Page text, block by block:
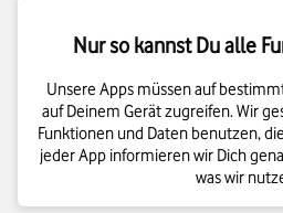
Nur so kannst Du alle
Unsere Apps müssen auf
auf Deinem Gerät zugreifen. Wir
Funktionen und Daten benutzen,
jeder App informieren wir Dich
was wir